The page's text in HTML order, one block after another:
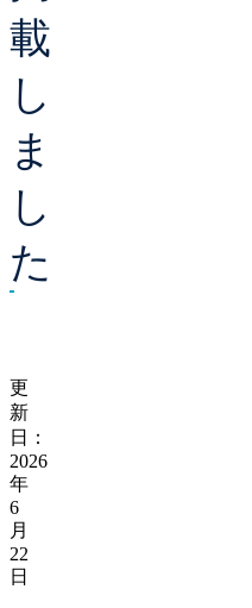
載
し
ま
し
た
更
新
日：
2026
年
6
月
22
日